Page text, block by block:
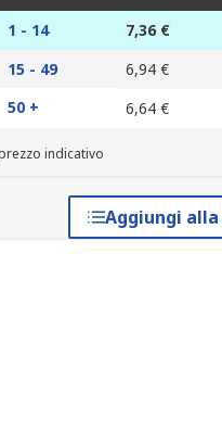
1 - 14 7,36 €
15 - 49
6,94 €
50 +
6,64 €
indicativo
Aggiungi